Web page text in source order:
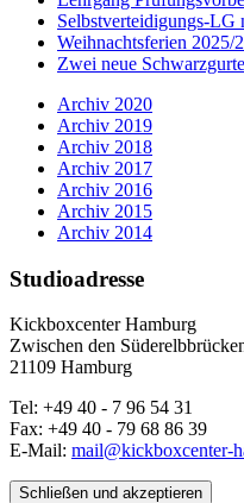
Selbstverteidigungs-LG
Weihnachtsferien 2025/
Zwei neue
Archiv 2020
Archiv 2019
Archiv 2018
Archiv 2017
Archiv 2016
Archiv 2015
Archiv 2014
Studioadresse
Kickboxcenter Hamburg
Zwischen den
21109 Hamburg
Tel: +49 40 - 7 96 54 31
Fax: +49 40 - 79 68 86 39
E-Mail: mail@kickboxcenter-